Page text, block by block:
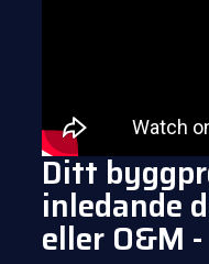
Ditt
inledande
eller O&M